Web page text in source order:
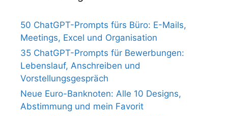
50 ChatGPT-Prompts fürs Büro: E-Mails,
Meetings, Excel und Organisation
35 ChatGPT-Prompts für Bewerbungen:
Lebenslauf, Anschreiben und
Vorstellungsgespräch
Neue Euro-Banknoten: Alle 10 Designs,
Abstimmung und mein Favorit